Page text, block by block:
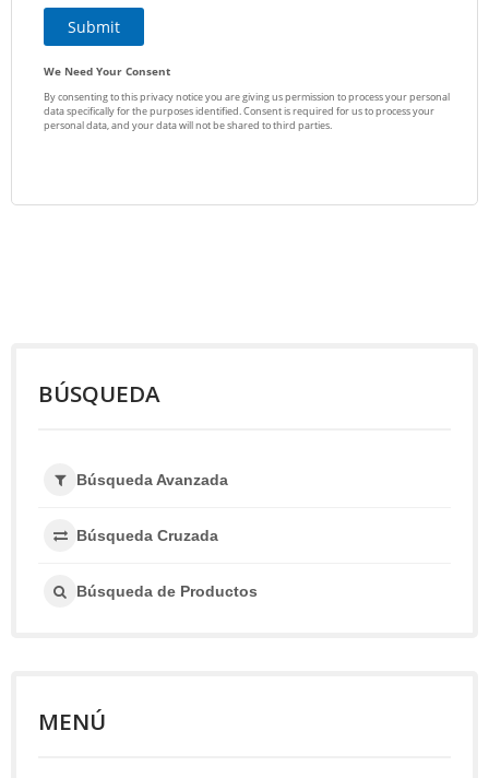
BÚSQUEDA
Búsqueda Avanzada
Búsqueda Cruzada
Búsqueda de Productos
MENÚ